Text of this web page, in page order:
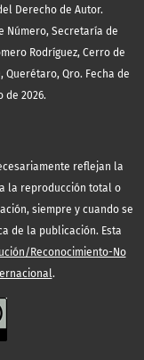
Derecho de Autor.
Número, Secretaría de
Rodríguez, Cerro de
Querétaro, Qro. Fecha de
de 2026.
reflejan la
la reproducción total o
siempre y cuando se
de la publicación. Esta
Reconocimiento-No
.